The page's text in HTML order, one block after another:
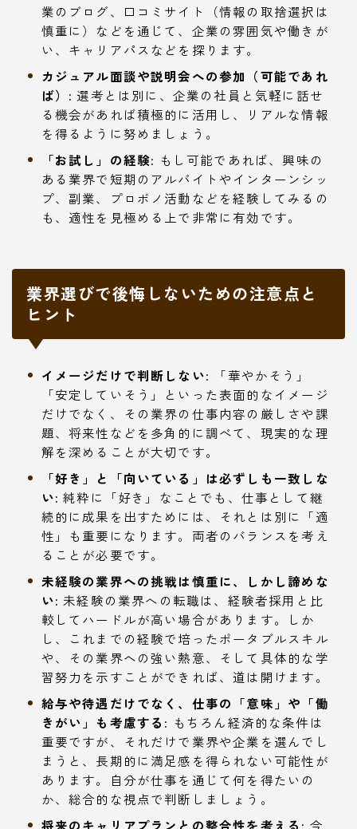
業のブログ、口コミサイト（情報の取捨選択は
慎重に）などを通じて、企業の雰囲気や働きが
い、キャリアパスなどを探ります。
カジュアル面談や説明会への参加（可能であれ
ば）: 選考とは別に、企業の社員と気軽に話せ
る機会があれば積極的に活用し、リアルな情報
を得るように努めましょう。
「お試し」の経験: もし可能であれば、興味の
ある業界で短期のアルバイトやインターンシッ
プ、副業、プロボノ活動などを経験してみるの
も、適性を見極める上で非常に有効です。
業界選びで後悔しないための注意点と
ヒント
イメージだけで判断しない: 「華やかそう」
「安定していそう」といった表面的なイメージ
だけでなく、その業界の仕事内容の厳しさや課
題、将来性などを多角的に調べて、現実的な理
解を深めることが大切です。
「好き」と「向いている」は必ずしも一致しな
い: 純粋に「好き」なことでも、仕事として継
続的に成果を出すためには、それとは別に「適
性」も重要になります。両者のバランスを考え
ることが必要です。
未経験の業界への挑戦は慎重に、しかし諦めな
い: 未経験の業界への転職は、経験者採用と比
較してハードルが高い場合があります。しか
し、これまでの経験で培ったポータブルスキル
や、その業界への強い熱意、そして具体的な学
習努力を示すことができれば、道は開けます。
給与や待遇だけでなく、仕事の「意味」や「働
きがい」も考慮する: もちろん経済的な条件は
重要ですが、それだけで業界や企業を選んでし
まうと、長期的に満足感を得られない可能性が
あります。自分が仕事を通じて何を得たいの
か、総合的な視点で判断しましょう。
将来のキャリアプランとの整合性を考える: 今